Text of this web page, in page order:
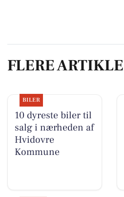
FLERE
BILER
10 dyreste biler til
salg i nærheden af
Hvidovre
Kommune